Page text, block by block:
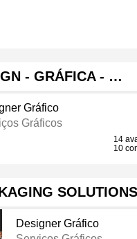
- GRÁFICA - …
Gráfico
Gráficos
14
10
SOLUTIONS
Designer Gráfico